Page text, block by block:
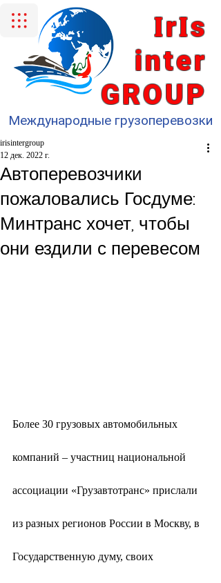
IrIs
inter
GROUP
Международные грузоперевозки
Автоперевозчики
пожаловались Госдуме:
Минтранс хочет, чтобы
они ездили с перевесом
irisintergroup
12 дек. 2022 г.
Более 30 грузовых автомобильных
компаний – участниц национальной
ассоциации «Грузавтотранс» прислали
из разных регионов России в Москву, в
Государственную думу, своих